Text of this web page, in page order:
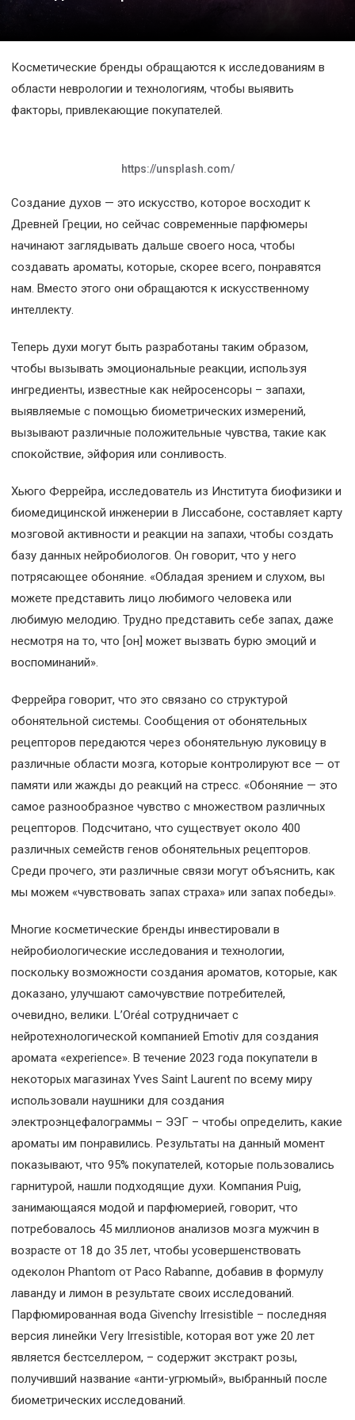
Космос
О
проекте
Косметические бренды обращаются к исследованиям в
области неврологии и технологиям, чтобы выявить
факторы, привлекающие покупателей.
https://unsplash.com/
Создание духов — это искусство, которое восходит к
Древней Греции, но сейчас современные парфюмеры
начинают заглядывать дальше своего носа, чтобы
создавать ароматы, которые, скорее всего, понравятся
нам. Вместо этого они обращаются к искусственному
интеллекту.
Теперь духи могут быть разработаны таким образом,
чтобы вызывать эмоциональные реакции, используя
ингредиенты, известные как нейросенсоры – запахи,
выявляемые с помощью биометрических измерений,
вызывают различные положительные чувства, такие как
спокойствие, эйфория или сонливость.
Хьюго Феррейра, исследователь из Института биофизики и
биомедицинской инженерии в Лиссабоне, составляет карту
мозговой активности и реакции на запахи, чтобы создать
базу данных нейробиологов. Он говорит, что у него
потрясающее обоняние. «Обладая зрением и слухом, вы
можете представить лицо любимого человека или
любимую мелодию. Трудно представить себе запах, даже
несмотря на то, что [он] может вызвать бурю эмоций и
воспоминаний».
Феррейра говорит, что это связано со структурой
обонятельной системы. Сообщения от обонятельных
рецепторов передаются через обонятельную луковицу в
различные области мозга, которые контролируют все — от
памяти или жажды до реакций на стресс. «Обоняние — это
самое разнообразное чувство с множеством различных
рецепторов. Подсчитано, что существует около 400
различных семейств генов обонятельных рецепторов.
Среди прочего, эти различные связи могут объяснить, как
мы можем «чувствовать запах страха» или запах победы».
Многие косметические бренды инвестировали в
нейробиологические исследования и технологии,
поскольку возможности создания ароматов, которые, как
доказано, улучшают самочувствие потребителей,
очевидно, велики. L’Oréal сотрудничает с
нейротехнологической компанией Emotiv для создания
аромата «experience». В течение 2023 года покупатели в
некоторых магазинах Yves Saint Laurent по всему миру
использовали наушники для создания
электроэнцефалограммы – ЭЭГ – чтобы определить, какие
ароматы им понравились. Результаты на данный момент
показывают, что 95% покупателей, которые пользовались
гарнитурой, нашли подходящие духи. Компания Puig,
занимающаяся модой и парфюмерией, говорит, что
потребовалось 45 миллионов анализов мозга мужчин в
возрасте от 18 до 35 лет, чтобы усовершенствовать
одеколон Phantom от Paco Rabanne, добавив в формулу
лаванду и лимон в результате своих исследований.
Парфюмированная вода Givenchy Irresistible – последняя
версия линейки Very Irresistible, которая вот уже 20 лет
является бестселлером, – содержит экстракт розы,
получивший название «анти-угрюмый», выбранный после
биометрических исследований.